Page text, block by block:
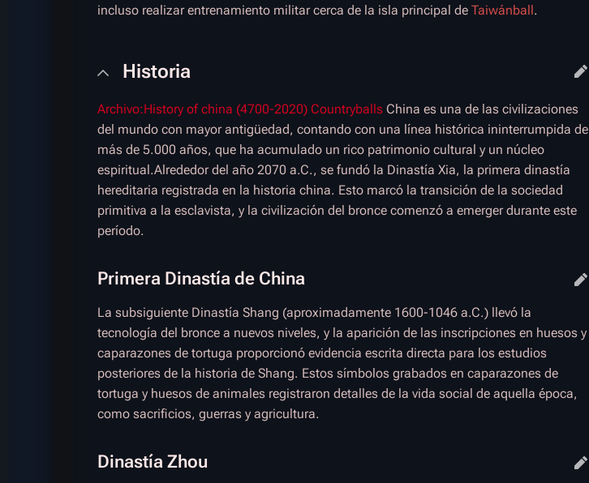
incluso realizar entrenamiento militar cerca de la isla principal de Taiwánball .
Historia
Archivo:History of china (4700-2020) Countryballs China es una de las civilizaciones
del mundo con mayor antigüedad, contando con una línea histórica ininterrumpida de
más de 5.000 años, que ha acumulado un rico patrimonio cultural y un núcleo
espiritual.Alrededor del año 2070 a.C., se fundó la Dinastía Xia, la primera dinastía
hereditaria registrada en la historia china. Esto marcó la transición de la sociedad
primitiva a la esclavista, y la civilización del bronce comenzó a emerger durante este
período.
Primera Dinastía de China
La subsiguiente Dinastía Shang (aproximadamente 1600-1046 a.C.) llevó la
tecnología del bronce a nuevos niveles, y la aparición de las inscripciones en huesos y
caparazones de tortuga proporcionó evidencia escrita directa para los estudios
posteriores de la historia de Shang. Estos símbolos grabados en caparazones de
tortuga y huesos de animales registraron detalles de la vida social de aquella época,
como sacrificios, guerras y agricultura.
Dinastía Zhou